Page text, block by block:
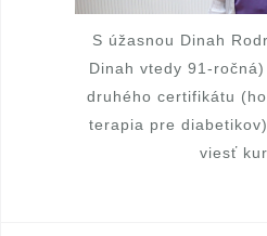
S úžasnou Dinah
Dinah vtedy 91-
druhého certifikátu
terapia pre
viesť